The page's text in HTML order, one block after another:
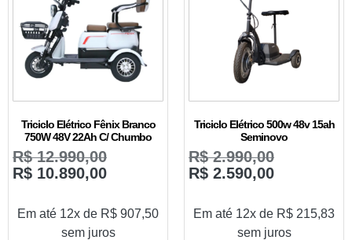
Triciclo Elétrico Fênix Branco
750W 48V 22Ah C/ Chumbo
R$12.990,00
R$ 10.890,00
Em até 12x de R$ 907,50
sem juros
Triciclo Elétrico 500w 48v 15ah
Seminovo
R$2.990,00
R$ 2.590,00
Em até 12x de R$ 215,83
sem juros